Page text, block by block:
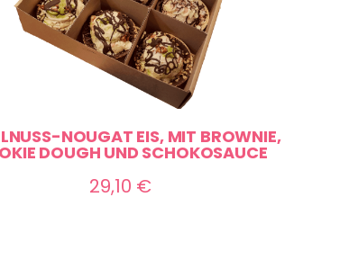
NOUGAT EIS, MIT BROWNIE,
DOUGH UND SCHOKOSAUCE
29,10 €